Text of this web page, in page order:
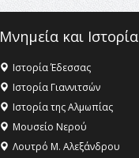
Μνημεία και Ιστορία
Ιστορία Έδεσσας
Ιστορία Γιαννιτσών
Ιστορία της Αλμωπίας
Μουσείο Νερού
Λουτρό Μ. Αλεξάνδρου